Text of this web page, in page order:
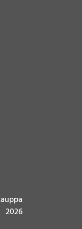
2026